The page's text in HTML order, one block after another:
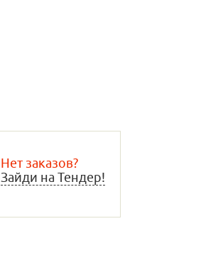
Нет заказов?
Зайди на Тендер!